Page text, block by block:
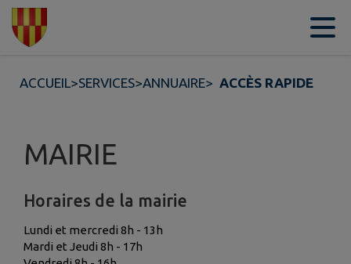
Contenu
ACCUEIL>SERVICES>ANNUAIRE> ACCÈS RAPIDE
MAIRIE
Horaires de la mairie
Lundi et mercredi 8h - 13h
Mardi et Jeudi 8h - 17h